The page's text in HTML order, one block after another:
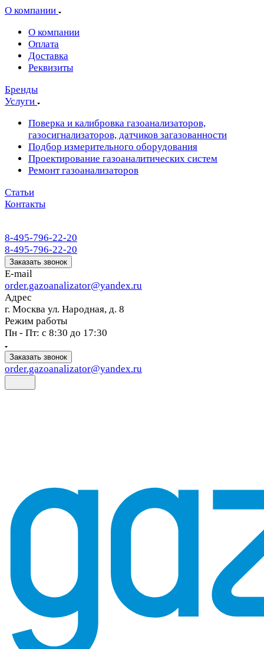
О компании
О компании
Оплата
Доставка
Реквизиты
Бренды
Услуги
Поверка и калибровка газоанализаторов,
газосигнализаторов, датчиков загазованности
Подбор измерительного оборудования
Проектирование газоаналитических систем
Ремонт газоанализаторов
Статьи
Контакты
8-495-796-22-20
8-495-796-22-20
Заказать звонок
E-mail
order.gazoanalizator@yandex.ru
Адрес
г. Москва ул. Народная, д. 8
Режим работы
Пн - Пт: с 8:30 до 17:30
Заказать звонок
order.gazoanalizator@yandex.ru